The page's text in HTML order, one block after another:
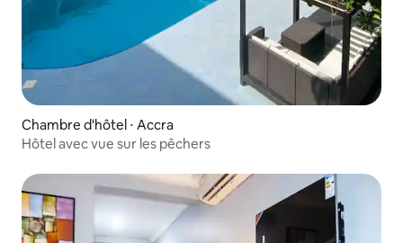
Chambre d'hôtel ⋅ Accra
Hôtel avec vue sur les pêchers